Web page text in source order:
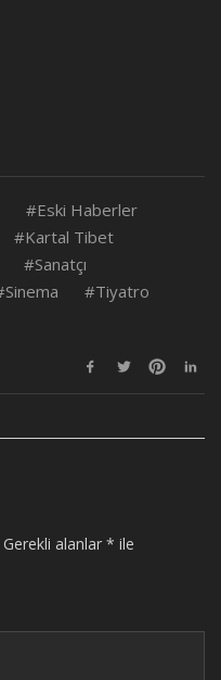
Eski Haberler
Kartal Tibet
Sanatçı
Sinema
Tiyatro
Gerekli alanlar * ile